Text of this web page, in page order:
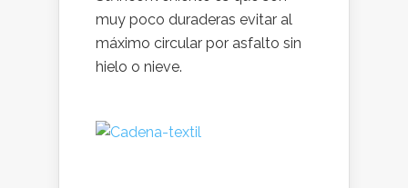
muy poco duraderas evitar al
máximo circular por asfalto sin
hielo o nieve.